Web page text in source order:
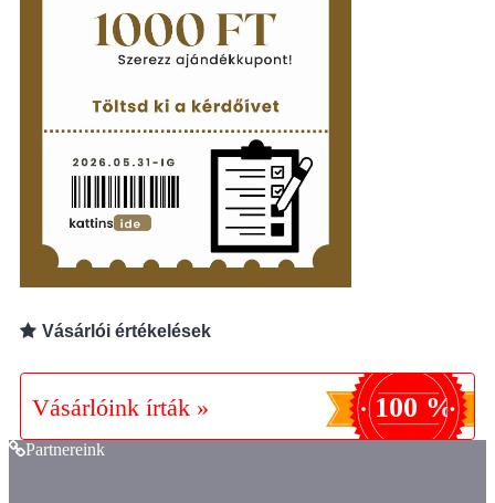
Vásárlói értékelések
Vásárlóink írták » 100 %
Partnereink